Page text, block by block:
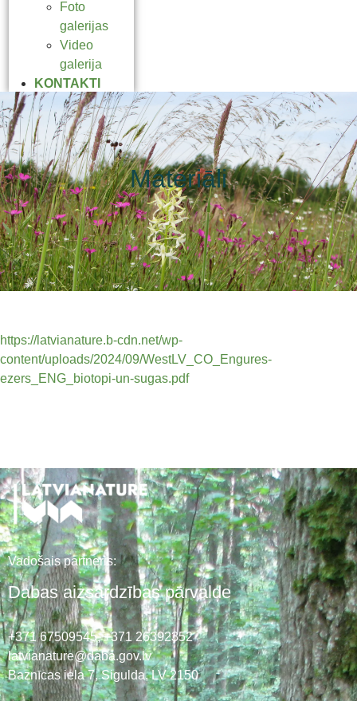
Foto
galerijas
Video
galerija
KONTAKTI
Materiāli
https://latvianature.b-cdn.net/wp-
content/uploads/2024/09/WestLV_CO_Engures-
ezers_ENG_biotopi-un-sugas.pdf
Vadošais partneris:
Dabas aizsardzības pārvalde
+371 67509545,+371 26392352
latvianature@daba.gov.lv
Baznīcas iela 7, Sigulda, LV-2150